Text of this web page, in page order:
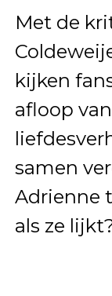
Met de
kijken
afloop
samen
Adrienne
als ze